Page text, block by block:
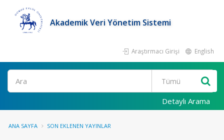
Akademik Veri Yönetim Sistemi
Araştırmacı Girişi English
Ara
Detaylı Arama
ANA SAYFA SON EKLENEN YAYINLAR